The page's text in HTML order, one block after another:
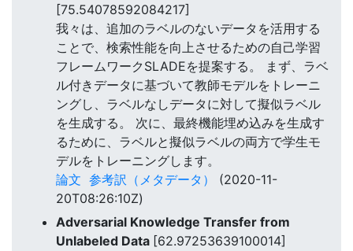
[75.54078592084217]
我々は、追加のラベルのないデータを活用する
ことで、検索性能を向上させるための自己学習
フレームワークSLADEを提案する。 まず、ラベ
ル付きデータに基づいて教師モデルをトレーニ
ングし、ラベルなしデータに対して擬似ラベル
を生成する。 次に、最終機能埋め込みを生成す
るために、ラベルと擬似ラベルの両方で学生モ
デルをトレーニングします。
論文 参考訳（メタデータ）
(2020-11-
20T08:26:10Z)
Adversarial Knowledge Transfer from
Unlabeled Data [62.97253639100014]